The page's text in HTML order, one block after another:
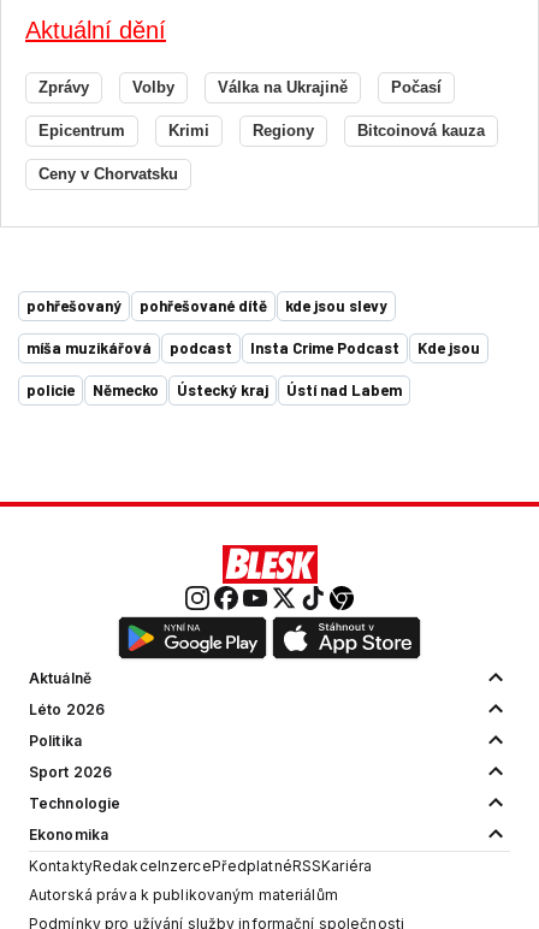
Aktuální dění
Zprávy Volby Válka na Ukrajině Počasí
Epicentrum Krimi Regiony Bitcoinová kauza
Ceny v Chorvatsku
pohřešovaný pohřešované dítě kde jsou slevy
míša muzikářová podcast Insta Crime Podcast Kde jsou
policie Německo Ústecký kraj Ústí nad Labem
Aktuálně
Léto 2026
Politika
Sport 2026
Technologie
Ekonomika
KontaktyRedakceInzercePředplatnéRSSKariéra
Autorská práva k publikovaným materiálům
Podmínky pro užívání služby informační společnosti